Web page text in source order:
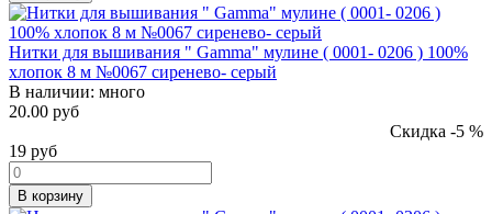
Нитки для вышивания " Gamma" мулине ( 0001- 0206 ) 100%
хлопок 8 м №0067 сиренево- серый
В наличии: много
20.00 руб
Скидка -5 %
19 руб
В корзину